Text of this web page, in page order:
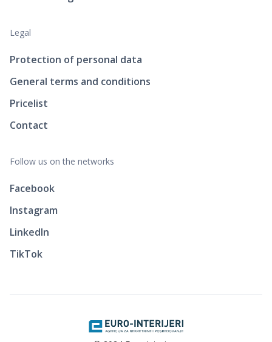
Legal
Protection of personal data
General terms and conditions
Pricelist
Contact
Follow us on the networks
Facebook
Instagram
LinkedIn
TikTok